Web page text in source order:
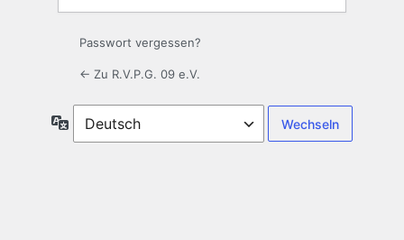
Passwort vergessen?
← Zu R.V.P.G. 09 e.V.
Sprache